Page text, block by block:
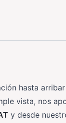
hasta
vista, nos
y desde